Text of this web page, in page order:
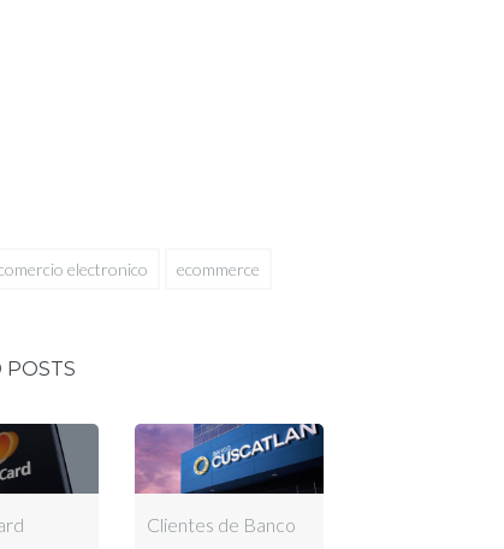
electronico ecommerce
POSTS
Clientes de Banco